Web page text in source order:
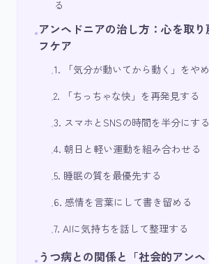
る
•アンヘドニアの治し方：心を取
フケア
•1. 「気分が動いてから動く」をや
•2. 「ちっちゃな快」を再発見する
•3. スマホとSNSの時間を半分にする
•4. 朝日と軽い運動を組み合わせる
•5. 睡眠の質を最優先する
•6. 感情を言葉にして書き留める
•7. AIに気持ちを話して整理する
•うつ病との関係と「社会的アンヘ